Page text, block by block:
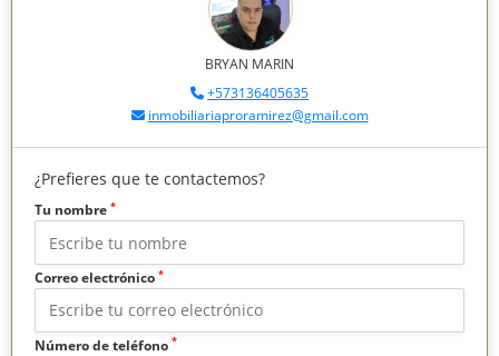
BRYAN MARIN
+573136405635
inmobiliariaproramirez@gmail.com
¿Prefieres que te contactemos?
Tu nombre *
Correo electrónico *
Número de teléfono *